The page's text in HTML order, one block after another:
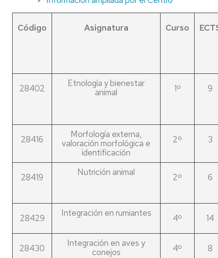
Código Asignatura Curso
28402
Etnología y bienestar
animal
1º 9
28416
Morfología externa,
valoración morfológica e
identificación
2º 3
28419 Nutrición animal 2º 6
28429 Integración en rumiantes 4º 14
28430
Integración en aves y
conejos
4º 8